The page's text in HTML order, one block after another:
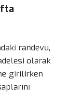
randevu,
olarak
girilirken